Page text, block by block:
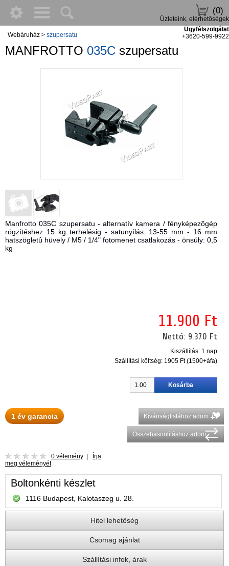
(0)
Üzleteink, elérhetőségek
Ügyfélszolgálat
+3620-599-9922
Webáruház > szupersatu
MANFROTTO 035C szupersatu
Manfrotto 035C szupersatu - alternatív kamera / fényképezõgép
rögzítéshez 15 kg terhelésig - satunyílás: 13-55 mm - 16 mm
hatszögletû hüvely / M5 / 1/4" fotomenet csatlakozás - önsúly: 0,5
kg
11.900 Ft
Nettó: 9.370 Ft
Kiszállítás: 1 nap
Szállítási költség: 1905 Ft (1500+áfa)
1 év garancia Kívánságlistához adom
Összehasonlításhoz adom
0 vélemény
Írja
meg véleményét
Boltonkénti készlet
1116 Budapest, Kalotaszeg u. 28.
Hitel lehetőség
Csomag ajánlat
Szállítási infok, árak